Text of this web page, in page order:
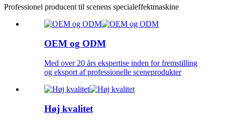
Professionel producent til scenens specialeffektmaskine
OEM og ODM
Med over 20 års ekspertise inden for fremstilling
og eksport af professionelle sceneprodukter
Høj kvalitet